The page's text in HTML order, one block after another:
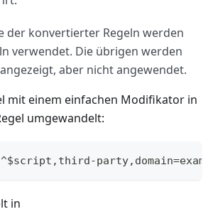
der konvertierter Regeln werden
verwendet. Die übrigen werden
aber nicht angewendet.
mit einem einfachen Modifikator in
umgewandelt:
in